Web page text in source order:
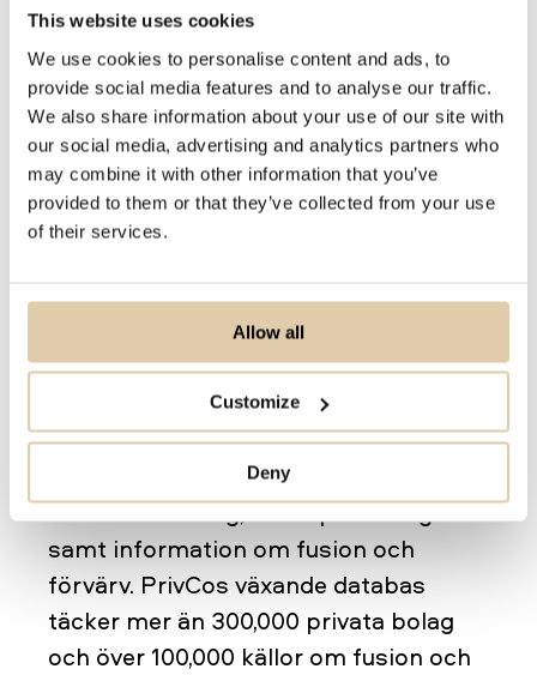
This website uses cookies
We use cookies to personalise content and ads, to
provide social media features and to analyse our traffic.
We also share information about your use of our site with
our social media, advertising and analytics partners who
may combine it with other information that you’ve
provided to them or that they’ve collected from your use
of their services.
Allow all
Customize
Deny
prenumerationer men de har även en
kostnadsfri databas med grunddata
och enklare företagsprofiler.
hoovers.com
PrivCo
PrivCo är en källa för finansiell- och
affärsdata om privata amerikanska
företag med en omsättning på minst 1
miljon amerikanska dollar. PrivCo
inkluderar även data från investerare
och nya uppdateringar från
investmentbolag, riskkapitalbolag
samt information om fusion och
förvärv. PrivCos växande databas
täcker mer än 300,000 privata bolag
och över 100,000 källor om fusion och